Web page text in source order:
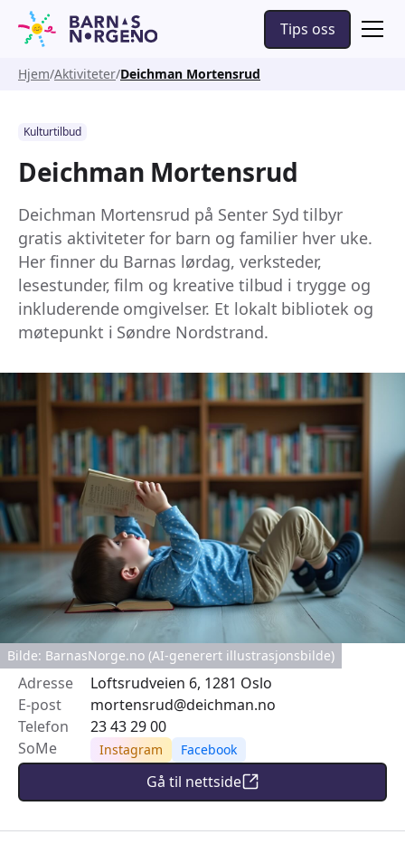
Tips oss
Hjem Aktiviteter Deichman Mortensrud
Kulturtilbud
Deichman Mortensrud
Deichman Mortensrud på Senter Syd tilbyr
gratis aktiviteter for barn og familier hver uke.
Her finner du Barnas lørdag, verksteder,
lesestunder, film og kreative tilbud i trygge og
inkluderende omgivelser. Et lokalt bibliotek og
møtepunkt i Søndre Nordstrand.
Bilde: BarnasNorge.no (AI-generert illustrasjonsbilde)
Adresse
Loftsrudveien 6, 1281 Oslo
E-post
mortensrud@deichman.no
Telefon
23 43 29 00
SoMe
Instagram Facebook
Gå til nettside